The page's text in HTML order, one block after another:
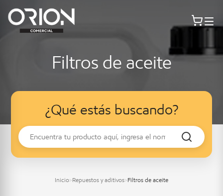
Filtros de aceite
¿Qué estás buscando?
Inicio>Repuestos y aditivos>Filtros de aceite